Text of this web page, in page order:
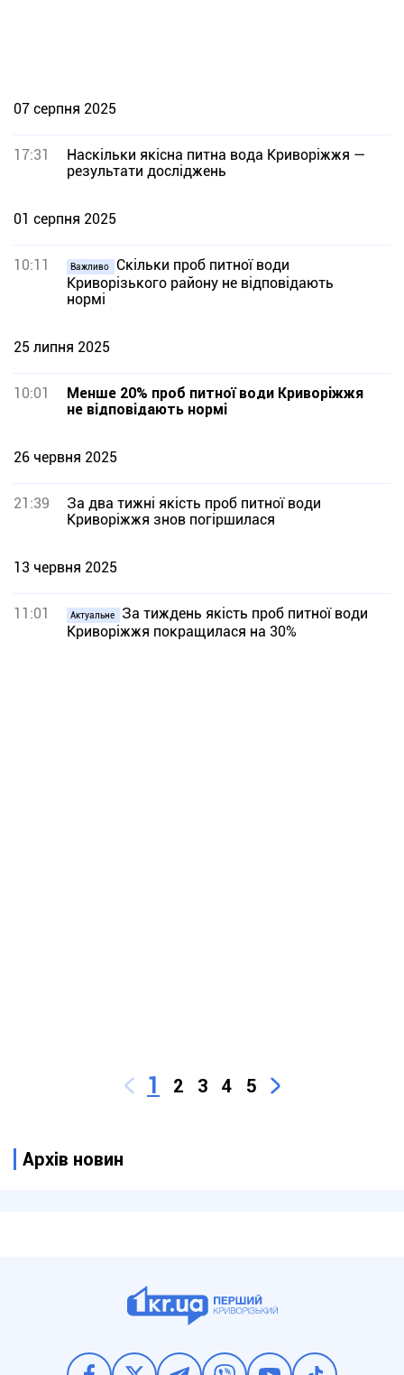
07 серпня 2025
17:31
Наскільки якісна питна вода Криворіжжя —
результати досліджень
01 серпня 2025
10:11 Важливо
Скільки проб питної води
Криворізького району не відповідають
нормі
25 липня 2025
10:01
Менше 20% проб питної води Криворіжжя
не відповідають нормі
26 червня 2025
21:39
За два тижні якість проб питної води
Криворіжжя знов погіршилася
13 червня 2025
11:01 Актуальне
За тиждень якість проб питної води
Криворіжжя покращилася на 30%
1 2 3 4 5
Архів новин